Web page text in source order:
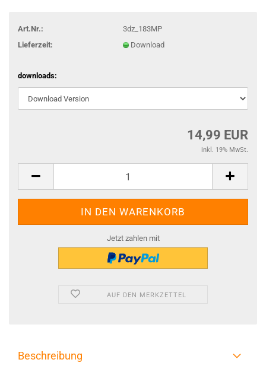
Art.Nr.:
3dz_183MP
Lieferzeit:
Download
downloads:
14,99 EUR
inkl. 19% MwSt.
Jetzt zahlen mit
AUF DEN MERKZETTEL
Beschreibung